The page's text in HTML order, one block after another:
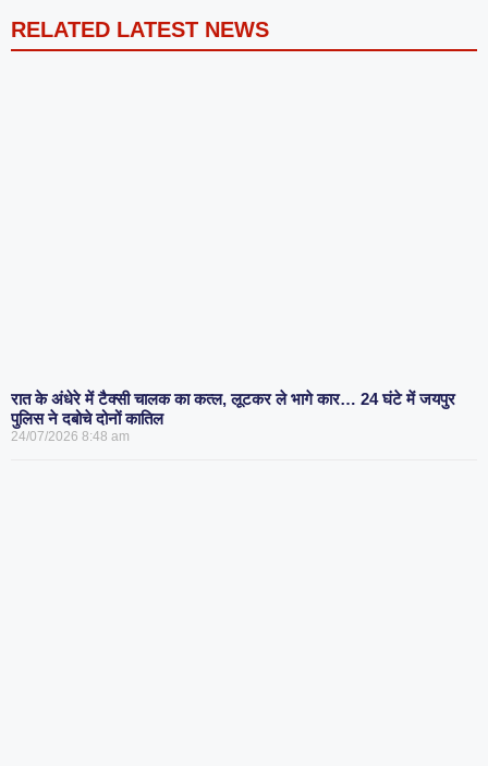
RELATED LATEST NEWS
रात के अंधेरे में टैक्सी चालक का कत्ल, लूटकर ले भागे कार… 24 घंटे में जयपुर
पुलिस ने दबोचे दोनों कातिल
24/07/2026 8:48 am